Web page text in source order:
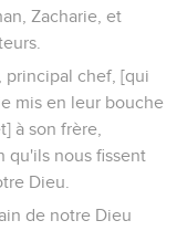
Zacharie, et
principal chef, [qui
mis en leur bouche
à son frère,
qu'ils nous fissent
Dieu.
de notre Dieu